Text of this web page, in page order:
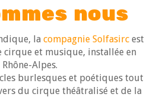
nous
la compagnie Solfasircest
cirque et musique, installée en
Rhône-Alpes.
burlesques et poétiques tout
du cirque théâtralisé et de la